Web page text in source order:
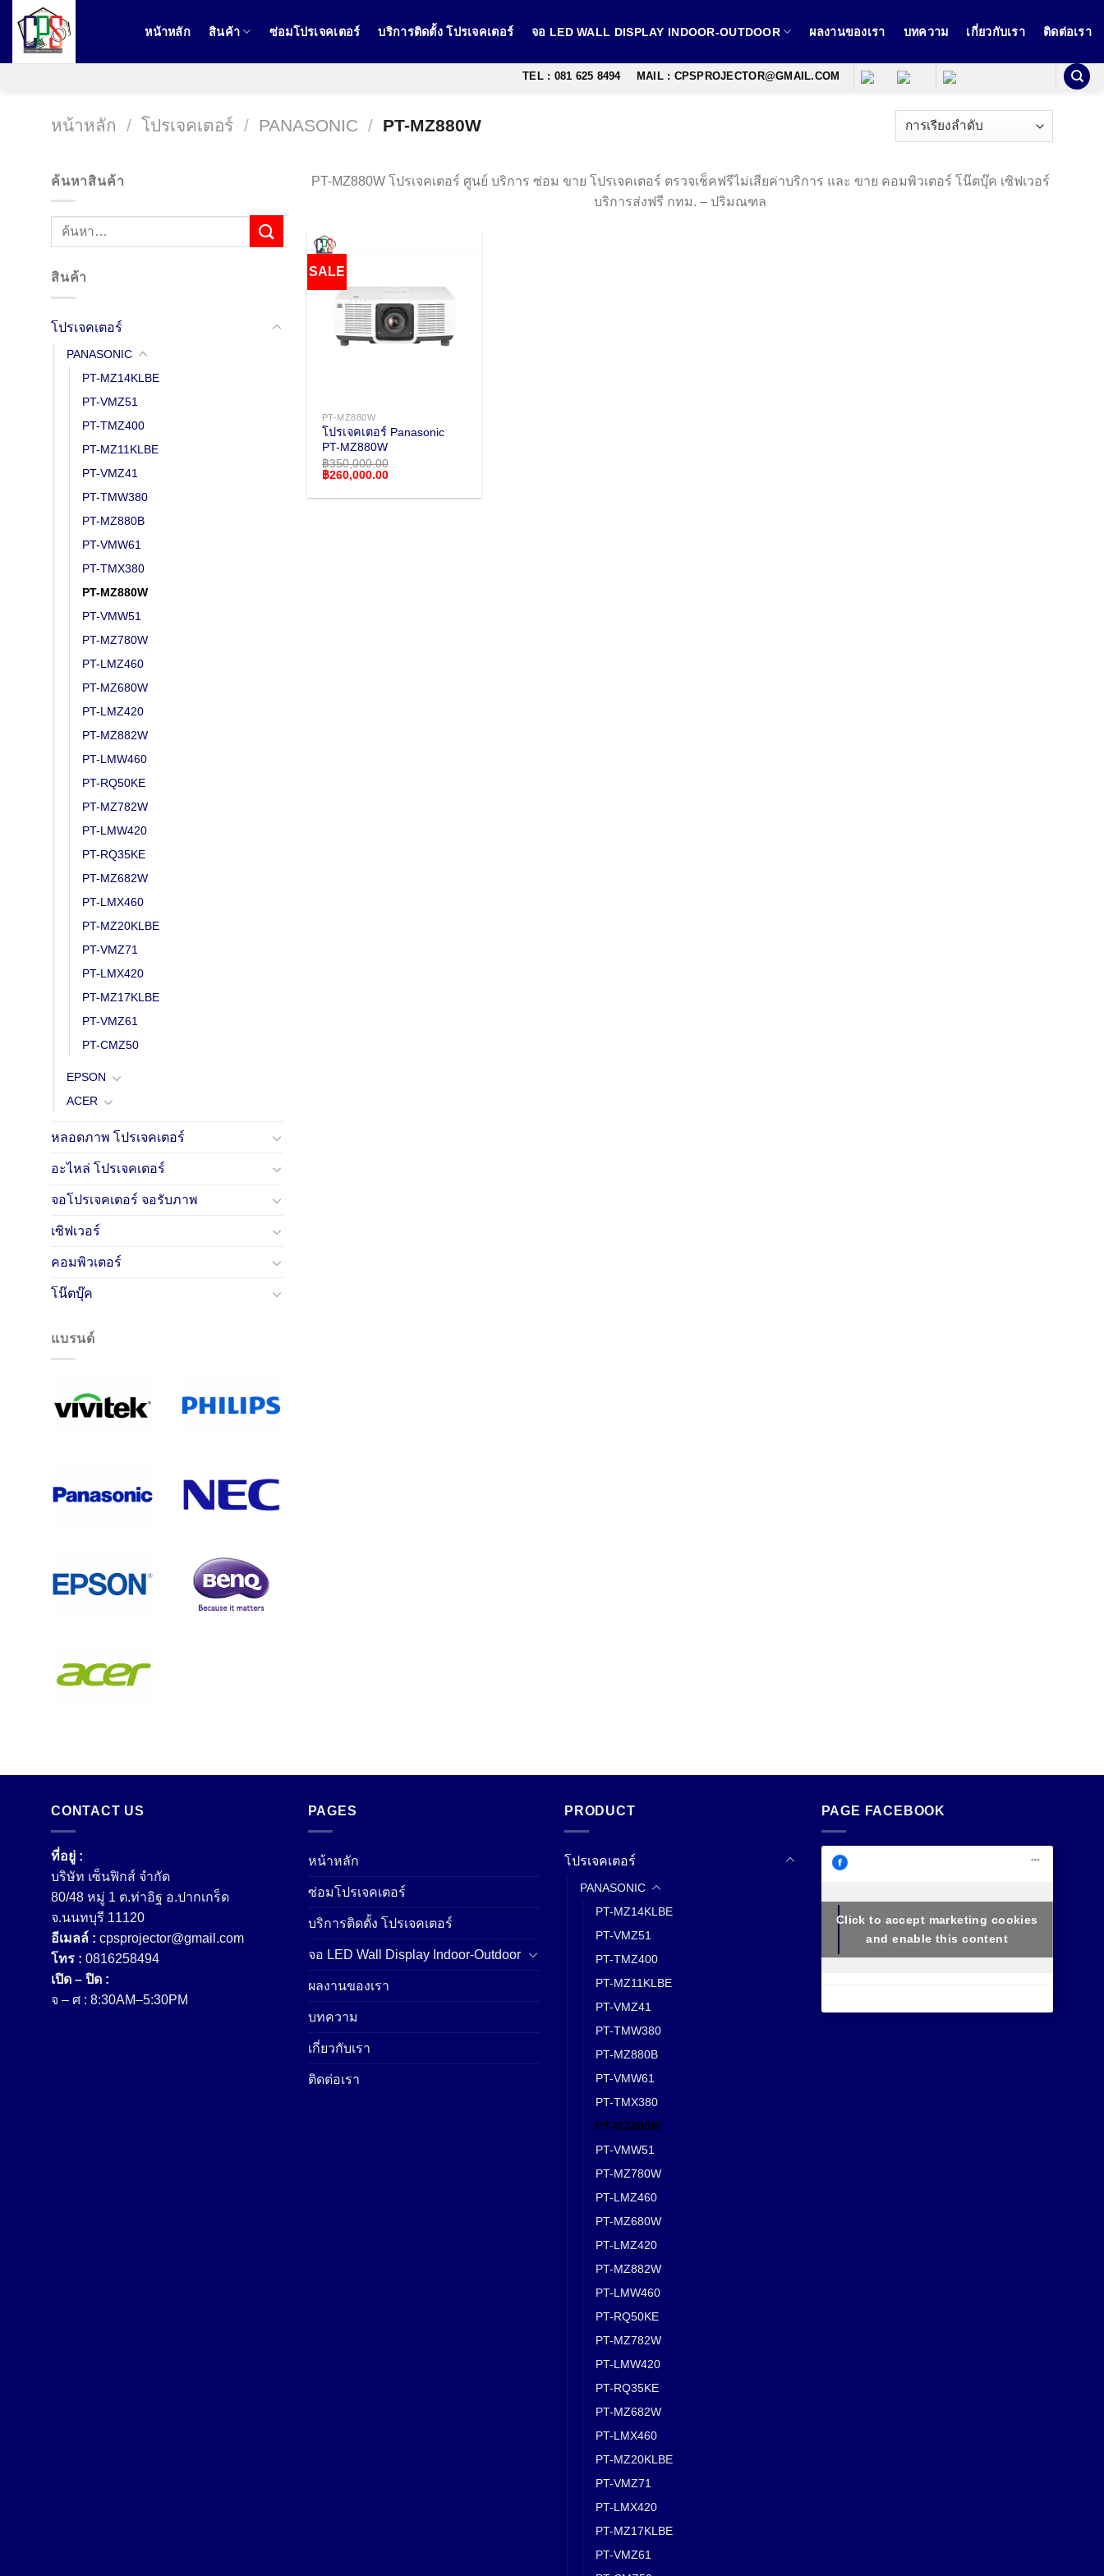
หน้าหลัก สินค้า ซ่อมโปรเจคเตอร์ บริการติดตั้ง โปรเจคเตอร์ จอ LED WALL DISPLAY INDOOR-OUTDOOR ผลงานของเรา บทความ เกี่ยวกับเรา ติดต่อเรา
TEL : 081 625 8494 MAIL : CPSPROJECTOR@GMAIL.COM
หน้าหลัก / โปรเจคเตอร์ / PANASONIC / PT-MZ880W
ค้นหาสินค้า
สินค้า
โปรเจคเตอร์
PANASONIC
PT-MZ14KLBE
PT-VMZ51
PT-TMZ400
PT-MZ11KLBE
PT-VMZ41
PT-TMW380
PT-MZ880B
PT-VMW61
PT-TMX380
PT-MZ880W
PT-VMW51
PT-MZ780W
PT-LMZ460
PT-MZ680W
PT-LMZ420
PT-MZ882W
PT-LMW460
PT-RQ50KE
PT-MZ782W
PT-LMW420
PT-RQ35KE
PT-MZ682W
PT-LMX460
PT-MZ20KLBE
PT-VMZ71
PT-LMX420
PT-MZ17KLBE
PT-VMZ61
PT-CMZ50
EPSON
ACER
หลอดภาพ โปรเจคเตอร์
อะไหล่ โปรเจคเตอร์
จอโปรเจคเตอร์ จอรับภาพ
เซิฟเวอร์
คอมพิวเตอร์
โน๊ตบุ๊ค
แบรนด์
PT-MZ880W โปรเจคเตอร์ ศูนย์ บริการ ซ่อม ขาย โปรเจคเตอร์ ตรวจเช็คฟรีไม่เสียค่าบริการ และ ขาย คอมพิวเตอร์ โน๊ตบุ๊ค เซิฟเวอร์
บริการส่งฟรี กทม. – ปริมณฑล
SALE
PT-MZ880W
โปรเจคเตอร์ Panasonic
PT-MZ880W
฿350,000.00
Original
was:
฿260,000.00Current
is:
CONTACT US
ที่อยู่ :
บริษัท เซ็นฟิกส์ จํากัด
80/48 หมู่ 1 ต.ท่าอิฐ อ.ปากเกร็ด
จ.นนทบุรี 11120
อีเมลล์ : cpsprojector@gmail.com
โทร : 0816258494
เปิด – ปิด :
จ – ศ : 8:30AM–5:30PM
PAGES
หน้าหลัก
ซ่อมโปรเจคเตอร์
บริการติดตั้ง โปรเจคเตอร์
จอ LED Wall Display Indoor-Outdoor
ผลงานของเรา
บทความ
เกี่ยวกับเรา
ติดต่อเรา
PRODUCT
โปรเจคเตอร์
PANASONIC
PT-MZ14KLBE
PT-VMZ51
PT-TMZ400
PT-MZ11KLBE
PT-VMZ41
PT-TMW380
PT-MZ880B
PT-VMW61
PT-TMX380
PT-MZ880W
PT-VMW51
PT-MZ780W
PT-LMZ460
PT-MZ680W
PT-LMZ420
PT-MZ882W
PT-LMW460
PT-RQ50KE
PT-MZ782W
PT-LMW420
PT-RQ35KE
PT-MZ682W
PT-LMX460
PT-MZ20KLBE
PT-VMZ71
PT-LMX420
PT-MZ17KLBE
PT-VMZ61
PAGE FACEBOOK
Central Projector
Service
Click to accept marketing cookies
and enable this content